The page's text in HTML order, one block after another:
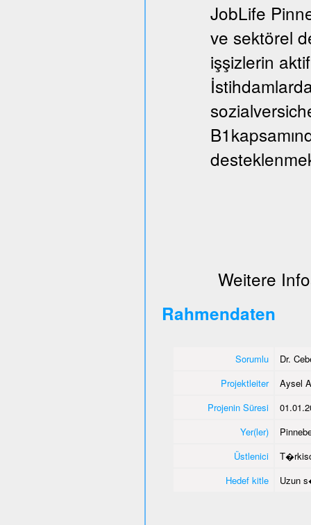
JobLife
ve sektörel
işşizlerin
Weitere
Rahmendaten
Sorumlu
Dr.
Projektleiter
Aysel
Projenin Süresi
Yer(ler)
Üstlenici
Hedef kitle
Uzun